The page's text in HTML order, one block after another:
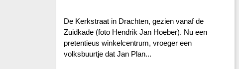
De Kerkstraat in Drachten, gezien vanaf de
Zuidkade (foto Hendrik Jan Hoeber). Nu een
pretentieus winkelcentrum, vroeger een
volksbuurtje dat Jan Plan...